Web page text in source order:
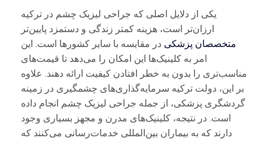
یکی از دلایل اصلی که جراحی لیزیک چشم در ترکیه
ارزان‌تر است، هزینه کمتر زندگی و دستمزد پایین‌تر
متخصصان پزشکی در مقایسه با سایر کشورها است. این
امر به کلینیک‌ها این امکان را می‌دهد تا قیمت‌های
مناسب‌تری را بدون به خطر افتادن کیفیت ارائه دهند. علاوه
بر این، دولت ترکیه سرمایه‌گذاری‌های چشمگیری در زمینه
گردشگری پزشکی، از جمله جراحی لیزیک چشم انجام داده
است. در نتیجه، کلینیک‌های مدرن و مجهز بسیاری وجود
دارند که به بیماران بین‌المللی خدمات‌رسانی می‌کنند که